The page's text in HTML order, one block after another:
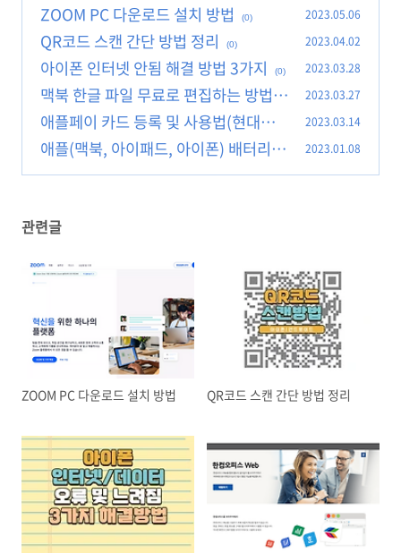
ZOOM PC 다운로드 설치 방법 (0) 2023.05.06
QR코드 스캔 간단 방법 정리 (0) 2023.04.02
아이폰 인터넷 안됨 해결 방법 3가지 (0) 2023.03.28
맥북 한글 파일 무료로 편집하는 방법
(0)
2023.03.27
애플페이 카드 등록 및 사용법(현대카
드)
(0)
2023.03.14
애플(맥북, 아이패드, 아이폰) 배터리 교
체 비용 인상
(0)
2023.01.08
관련글
ZOOM PC 다운로드 설치 방법 QR코드 스캔 간단 방법 정리